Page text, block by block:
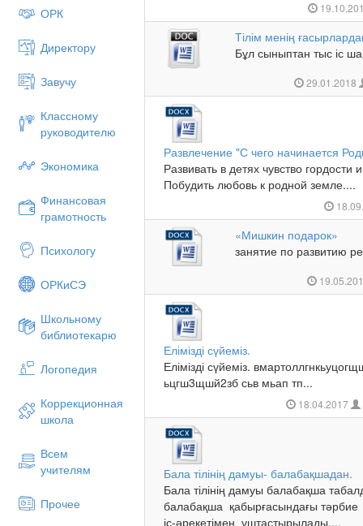
ОРК
Директору
Завучу
Классному
руководителю
Экономика
Финансовая
грамотность
Психологу
ОРКиСЭ
Школьному
библиотекарю
Логопедия
Коррекционная
школа
Всем
учителям
Прочее
Тілім менің
Бұл сыныптан тыс іс
29.01.2018
Развлечение "С чего начинается
Развивать в детях чувство гордости
Побудить любовь к родной земле....
«Мишкин подарок»
занятие по развитию
Елімізді сүйеміз.
Елімізді сүйеміз.
ьцгш3щшй2зб сьв мьап тп...
18.04.2017
Бала тілінің дамуы- балабақшадан.
Бала тілінің дамуы балабақша
балабақша қабырғасындағы
іс-әрекетімен ұштастырылады....